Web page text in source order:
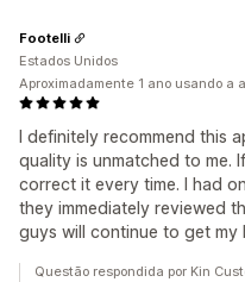
I definitely recommend this
quality is unmatched to me.
correct it every time. I had
they immediately reviewed
guys will continue to get my
Footelli
Estados Unidos
Aproximadamente 1 ano usando a
Questão respondida por Kin